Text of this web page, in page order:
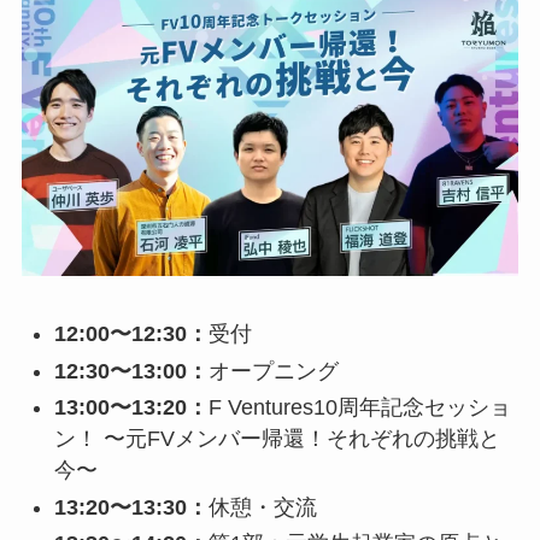
12:00〜12:30： 受付
12:30〜13:00： オープニング
13:00〜13:20： F Ventures10周年記念セッショ
ン！ 〜元FVメンバー帰還！それぞれの挑戦と
今〜
13:20〜13:30： 休憩・交流